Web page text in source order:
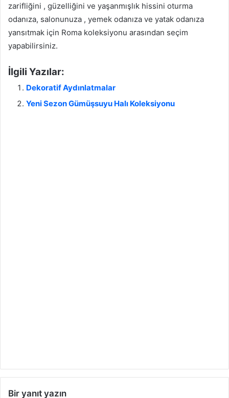
zarifliğini , güzelliğini ve yaşanmışlık hissini oturma
odanıza, salonunuza , yemek odanıza ve yatak odanıza
yansıtmak için Roma koleksiyonu arasından seçim
yapabilirsiniz.
İlgili Yazılar:
Dekoratif Aydınlatmalar
Yeni Sezon Gümüşsuyu Halı Koleksiyonu
Bir yanıt yazın